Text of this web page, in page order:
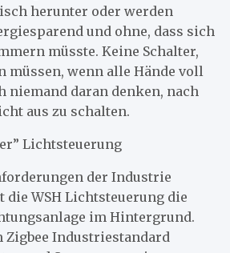
herunter oder werden
und ohne, dass sich
müsste. Keine Schalter,
müssen, wenn alle Hände voll
niemand daran denken, nach
aus zu schalten.
Lichtsteuerung
der Industrie
WSH Lichtsteuerung die
im Hintergrund.
Zigbee Industriestandard